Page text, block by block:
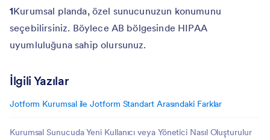
1Kurumsal planda, özel sunucunuzun konumunu
seçebilirsiniz. Böylece AB bölgesinde HIPAA
uyumluluğuna sahip olursunuz.
İlgili Yazılar
Jotform Kurumsal ile Jotform Standart Arasındaki Farklar
Kurumsal Sunucuda Yeni Kullanıcı veya Yönetici Nasıl Oluşturulur